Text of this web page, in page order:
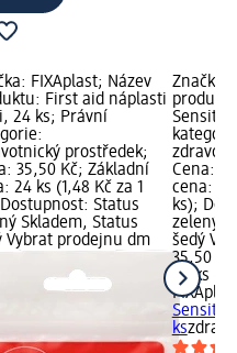
FIXAplast; Název
First aid náplasti
24 ks; Právní
prostředek;
35,50 Kč; Základní
24 ks (1,48 Kč za 1
Status
Skladem, Status
Vybrat prodejnu dm
Značka:
Cena:
cena: 24
ks);
zelený
šedý
35,50 Kč
24 ks
ks